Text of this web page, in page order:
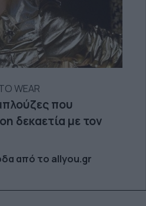
WEAR
που
δεκαετία με τον
από το allyou.gr